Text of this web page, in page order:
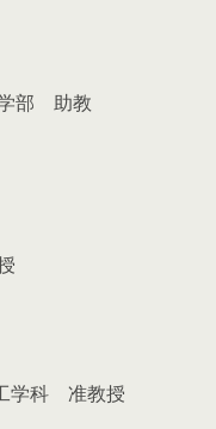
学部 助教
学科 准教授